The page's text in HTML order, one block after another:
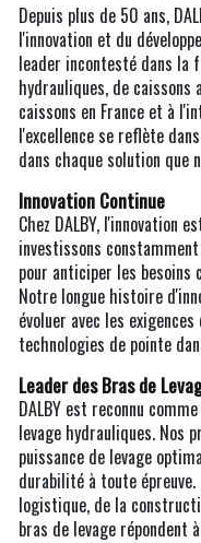
Depuis plus de 50 ans,
l'innovation et du
leader incontesté dans la
hydrauliques, de
caissons en France et à
l'excellence se reflète
dans chaque solution que
Innovation Continue
Chez DALBY, l'innovation
investissons
pour anticiper les
Notre longue histoire
évoluer avec les
technologies de pointe
Leader des Bras de
DALBY est reconnu
levage hydrauliques. Nos
puissance de levage
durabilité à toute épreuve.
logistique, de la
bras de levage répondent